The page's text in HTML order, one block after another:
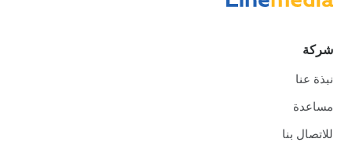
شركة
نبذة عنا
مساعدة
للاتصال بنا